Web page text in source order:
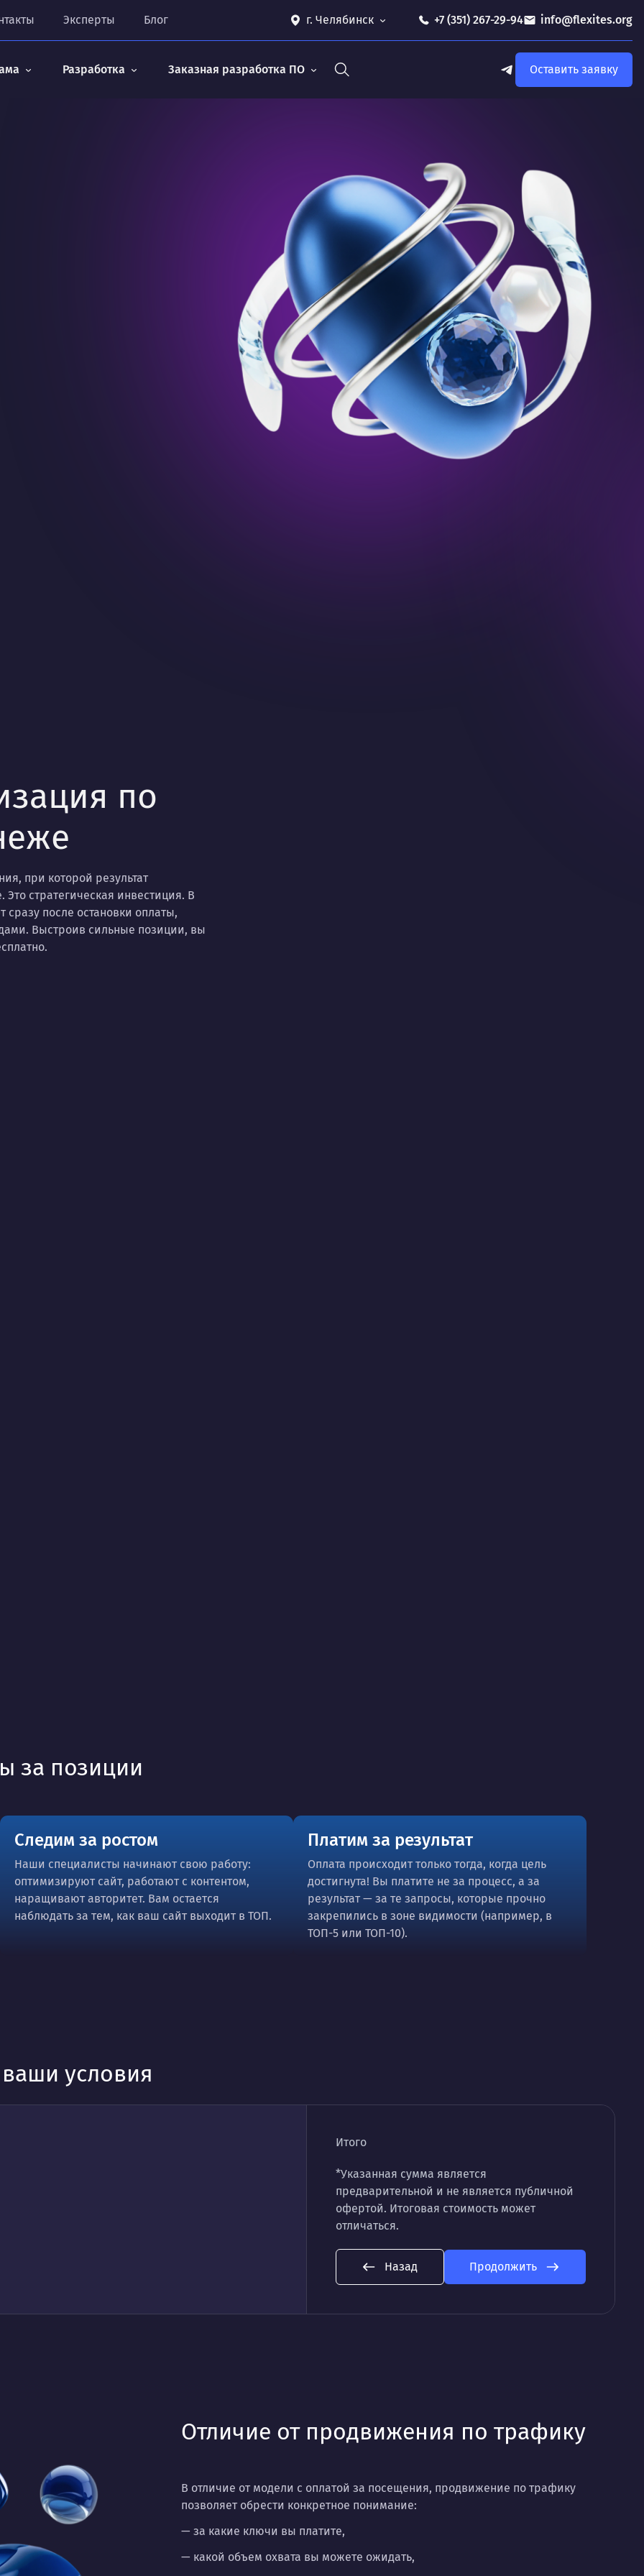
Эксперты Блог г. Челябинск +7 (351) 267-29-94 info@flexites.org
Разработка Заказная разработка ПО Оставить заявку
по
при которой результат
стратегическая инвестиция. В
сразу после остановки оплаты,
Выстроив сильные позиции, вы
за позиции
Следим за ростом
Наши специалисты начинают свою работу:
оптимизируют сайт, работают с контентом,
наращивают авторитет. Вам остается
наблюдать за тем, как ваш сайт выходит в ТОП.
Платим за результат
Оплата происходит только тогда, когда цель
достигнута! Вы платите не за процесс, а за
результат — за те запросы, которые прочно
закрепились в зоне видимости (например, в
ТОП-5 или ТОП-10).
ваши условия
Итого
*Указанная сумма является
предварительной и не является публичной
офертой. Итоговая стоимость может
отличаться.
Назад Продолжить
Отличие от продвижения по трафику
В отличие от модели с оплатой за посещения, продвижение по трафику
позволяет обрести конкретное понимание:
— за какие ключи вы платите,
— какой объем охвата вы можете ожидать,